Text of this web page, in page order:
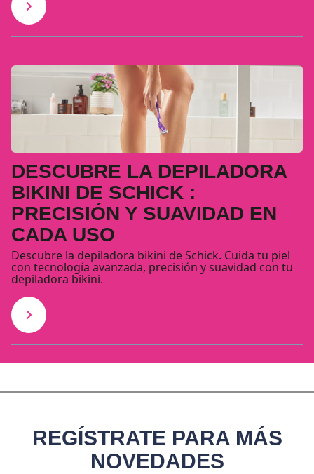
DESCUBRE LA DEPILADORA
BIKINI DE SCHICK :
PRECISIÓN Y SUAVIDAD EN
CADA USO
Descubre la depiladora bikini de Schick. Cuida tu piel
con tecnología avanzada, precisión y suavidad con tu
depiladora bikini.
REGÍSTRATE PARA MÁS
NOVEDADES